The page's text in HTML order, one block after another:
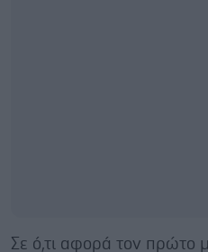
Σε ό,τι αφορά τον πρώτο